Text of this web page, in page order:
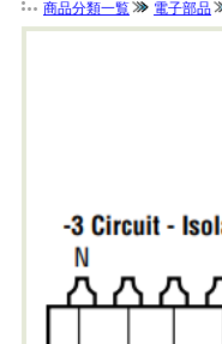
商品分類一覧 電子部品